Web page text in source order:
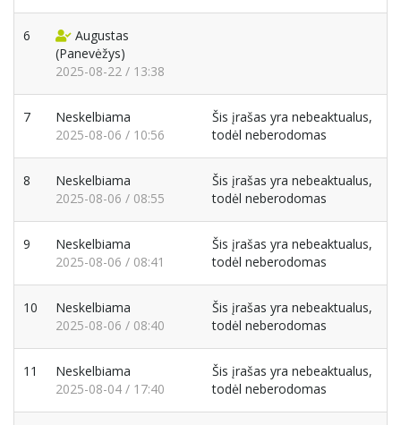
6
Augustas
(Panevėžys)
2025-08-22 / 13:38
7
Neskelbiama
2025-08-06 / 10:56
Šis įrašas yra nebeaktualus,
todėl neberodomas
8
Neskelbiama
2025-08-06 / 08:55
Šis įrašas yra nebeaktualus,
todėl neberodomas
9
Neskelbiama
2025-08-06 / 08:41
Šis įrašas yra nebeaktualus,
todėl neberodomas
10
Neskelbiama
2025-08-06 / 08:40
Šis įrašas yra nebeaktualus,
todėl neberodomas
11
Neskelbiama
2025-08-04 / 17:40
Šis įrašas yra nebeaktualus,
todėl neberodomas